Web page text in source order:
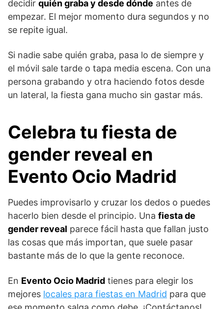
decidir quién graba y desde dónde antes de
empezar. El mejor momento dura segundos y no
se repite igual.
Si nadie sabe quién graba, pasa lo de siempre y
el móvil sale tarde o tapa media escena. Con una
persona grabando y otra haciendo fotos desde
un lateral, la fiesta gana mucho sin gastar más.
Celebra tu fiesta de
gender reveal en
Evento Ocio Madrid
Puedes improvisarlo y cruzar los dedos o puedes
hacerlo bien desde el principio. Una fiesta de
gender reveal parece fácil hasta que fallan justo
las cosas que más importan, que suele pasar
bastante más de lo que la gente reconoce.
En Evento Ocio Madrid tienes para elegir los
mejores locales para fiestas en Madrid para que